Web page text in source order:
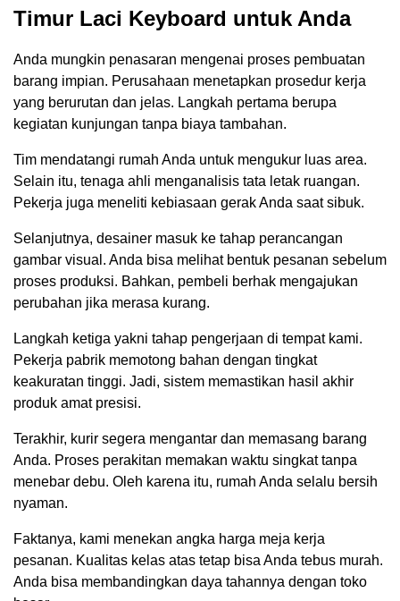
Timur Laci Keyboard untuk Anda
Anda mungkin penasaran mengenai proses pembuatan
barang impian. Perusahaan menetapkan prosedur kerja
yang berurutan dan jelas. Langkah pertama berupa
kegiatan kunjungan tanpa biaya tambahan.
Tim mendatangi rumah Anda untuk mengukur luas area.
Selain itu, tenaga ahli menganalisis tata letak ruangan.
Pekerja juga meneliti kebiasaan gerak Anda saat sibuk.
Selanjutnya, desainer masuk ke tahap perancangan
gambar visual. Anda bisa melihat bentuk pesanan sebelum
proses produksi. Bahkan, pembeli berhak mengajukan
perubahan jika merasa kurang.
Langkah ketiga yakni tahap pengerjaan di tempat kami.
Pekerja pabrik memotong bahan dengan tingkat
keakuratan tinggi. Jadi, sistem memastikan hasil akhir
produk amat presisi.
Terakhir, kurir segera mengantar dan memasang barang
Anda. Proses perakitan memakan waktu singkat tanpa
menebar debu. Oleh karena itu, rumah Anda selalu bersih
nyaman.
Faktanya, kami menekan angka harga meja kerja
pesanan. Kualitas kelas atas tetap bisa Anda tebus murah.
Anda bisa membandingkan daya tahannya dengan toko